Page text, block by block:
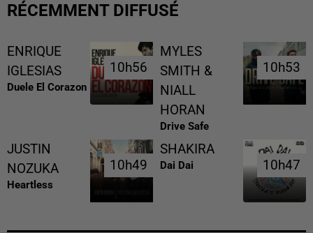
RÉCEMMENT DIFFUSÉ
ENRIQUE
IGLESIAS
Duele El Corazon
10h56
10h56
MYLES
SMITH &
NIALL
HORAN
Drive Safe
10h53
10h53
JUSTIN
NOZUKA
Heartless
10h49
10h49
SHAKIRA
Dai Dai 10h47
10h47